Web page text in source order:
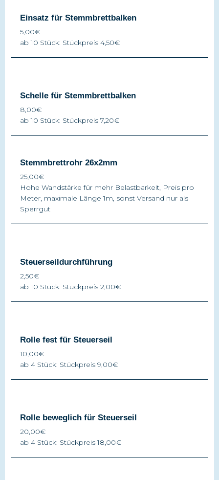
Einsatz für Stemmbrettbalken
5,00€
ab 10 Stück: Stückpreis 4,50€
Schelle für Stemmbrettbalken
8,00€
ab 10 Stück: Stückpreis 7,20€
Stemmbrettrohr 26x2mm
25,00€
Hohe Wandstärke für mehr Belastbarkeit, Preis pro
Meter, maximale Länge 1m, sonst Versand nur als
Sperrgut
Steuerseildurchführung
2,50€
ab 10 Stück: Stückpreis 2,00€
Rolle fest für Steuerseil
10,00€
ab 4 Stück: Stückpreis 9,00€
Rolle beweglich für Steuerseil
20,00€
ab 4 Stück: Stückpreis 18,00€